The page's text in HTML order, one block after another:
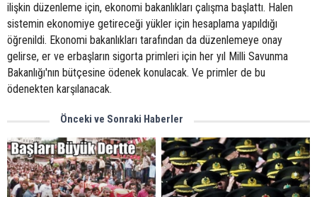
ilişkin düzenleme için, ekonomi bakanlıkları çalışma başlattı. Halen
sistemin ekonomiye getireceği yükler için hesaplama yapıldığı
öğrenildi. Ekonomi bakanlıkları tarafından da düzenlemeye onay
gelirse, er ve erbaşların sigorta primleri için her yıl Milli Savunma
Bakanlığı'nın bütçesine ödenek konulacak. Ve primler de bu
ödenekten karşılanacak.
Önceki ve Sonraki Haberler